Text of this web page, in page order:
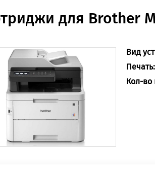
для Brother
Вид
Печать:
Кол-во